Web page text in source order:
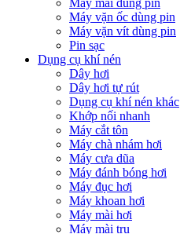
Máy mài dùng pin
Máy vặn ốc dùng pin
Máy vặn vít dùng pin
Pin sạc
Dụng cụ khí nén
Dây hơi
Dây hơi tự rút
Dụng cụ khí nén khác
Khớp nối nhanh
Máy cắt tôn
Máy chà nhám hơi
Máy cưa dũa
Máy đánh bóng hơi
Máy đục hơi
Máy khoan hơi
Máy mài hơi
Máy mài trụ